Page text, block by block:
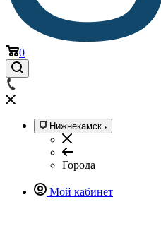
0
Нижнекамск
Города
Мой кабинет